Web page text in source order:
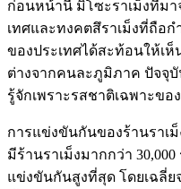
ก่อนหน้านี้ มิโซะราเม็งที่มา
เทศและทงคตสึราเม็งที่ถือ
ของประเทศได้สะท้อนให้เ
ต่างจากคนละภูมิภาค ปัจจุ
รู้จักเพราะรสชาติเฉพาะข
การแข่งขันกันของร้านราเ
มีร้านราเม็งมากกว่า
แข่งขันกันสูงที่สุด โดยเฉลี่ย